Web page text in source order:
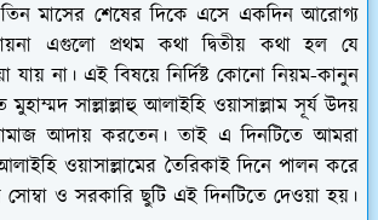
মাসের শেষের দিকে এসে একদিন আরোগ্য
এগুলো প্রথম কথা দ্বিতীয় কথা হল যে
যায় না। এই বিষয়ে নির্দিষ্ট কোনো নিয়ম-কানুন
সাল্লাল্লাহু আলাইহি ওয়াসাল্লাম সূর্য উদয়
আদায় করতেন। তাই এ দিনটিতে আমরা
আলাইহি ওয়াসাল্লামের তৈরিকাই দিনে পালন করে
সোম্বা ও সরকারি ছুটি এই দিনটিতে দেওয়া হয়।